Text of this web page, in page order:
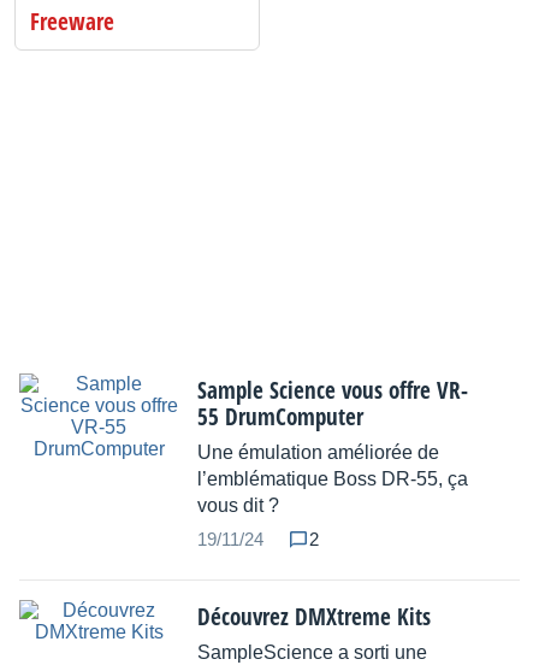
Freeware
Sample Science vous offre VR-
55 DrumComputer
Une émulation améliorée de
l’emblématique Boss DR-55, ça
vous dit ?
19/11/24
2
Découvrez DMXtreme Kits
SampleScience a sorti une